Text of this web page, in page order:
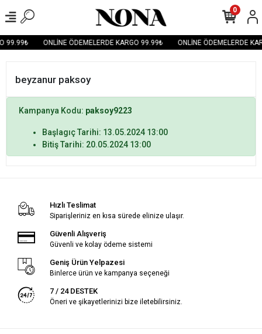
99.99₺ ONLİNE ÖDEMELERDE KARGO 99.99₺ ONLİNE ÖDEMELERDE
0
beyzanur paksoy
Kampanya Kodu: paksoy9223
Başlagıç Tarihi: 13.05.2024 13:00
Bitiş Tarihi: 20.05.2024 13:00
Hızlı Teslimat
Siparişleriniz en kısa sürede elinize ulaşır.
Güvenli Alışveriş
Güvenli ve kolay ödeme sistemi
Geniş Ürün Yelpazesi
Binlerce ürün ve kampanya seçeneği
7 / 24 DESTEK
Öneri ve şikayetlerinizi bize iletebilirsiniz.